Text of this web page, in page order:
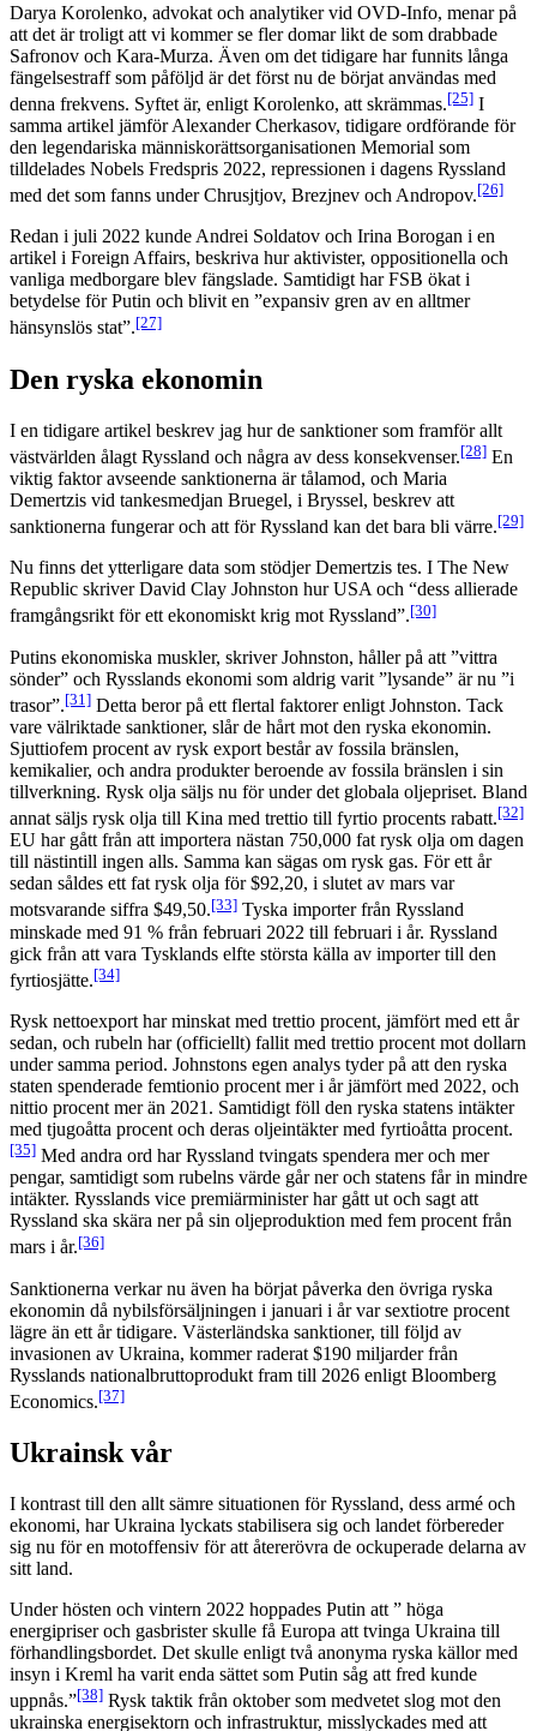
Darya Korolenko, advokat och analytiker vid OVD-Info, menar på
att det är troligt att vi kommer se fler domar likt de som drabbade
Safronov och Kara-Murza. Även om det tidigare har funnits långa
fängelsestraff som påföljd är det först nu de börjat användas med
denna frekvens. Syftet är, enligt Korolenko, att skrämmas.[25] I
samma artikel jämför Alexander Cherkasov, tidigare ordförande för
den legendariska människorättsorganisationen Memorial som
tilldelades Nobels Fredspris 2022, repressionen i dagens Ryssland
med det som fanns under Chrusjtjov, Brezjnev och Andropov.[26]
Redan i juli 2022 kunde Andrei Soldatov och Irina Borogan i en
artikel i Foreign Affairs, beskriva hur aktivister, oppositionella och
vanliga medborgare blev fängslade. Samtidigt har FSB ökat i
betydelse för Putin och blivit en ”expansiv gren av en alltmer
hänsynslös stat”.[27]
Den ryska ekonomin
I en tidigare artikel beskrev jag hur de sanktioner som framför allt
västvärlden ålagt Ryssland och några av dess konsekvenser.[28] En
viktig faktor avseende sanktionerna är tålamod, och Maria
Demertzis vid tankesmedjan Bruegel, i Bryssel, beskrev att
sanktionerna fungerar och att för Ryssland kan det bara bli värre.[29]
Nu finns det ytterligare data som stödjer Demertzis tes. I The New
Republic skriver David Clay Johnston hur USA och “dess allierade
framgångsrikt för ett ekonomiskt krig mot Ryssland”.[30]
Putins ekonomiska muskler, skriver Johnston, håller på att ”vittra
sönder” och Rysslands ekonomi som aldrig varit ”lysande” är nu ”i
trasor”.[31] Detta beror på ett flertal faktorer enligt Johnston. Tack
vare välriktade sanktioner, slår de hårt mot den ryska ekonomin.
Sjuttiofem procent av rysk export består av fossila bränslen,
kemikalier, och andra produkter beroende av fossila bränslen i sin
tillverkning. Rysk olja säljs nu för under det globala oljepriset. Bland
annat säljs rysk olja till Kina med trettio till fyrtio procents rabatt.[32]
EU har gått från att importera nästan 750,000 fat rysk olja om dagen
till nästintill ingen alls. Samma kan sägas om rysk gas. För ett år
sedan såldes ett fat rysk olja för $92,20, i slutet av mars var
motsvarande siffra $49,50.[33] Tyska importer från Ryssland
minskade med 91 % från februari 2022 till februari i år. Ryssland
gick från att vara Tysklands elfte största källa av importer till den
fyrtiosjätte.[34]
Rysk nettoexport har minskat med trettio procent, jämfört med ett år
sedan, och rubeln har (officiellt) fallit med trettio procent mot dollarn
under samma period. Johnstons egen analys tyder på att den ryska
staten spenderade femtionio procent mer i år jämfört med 2022, och
nittio procent mer än 2021. Samtidigt föll den ryska statens intäkter
med tjugoåtta procent och deras oljeintäkter med fyrtioåtta procent.
[35] Med andra ord har Ryssland tvingats spendera mer och mer
pengar, samtidigt som rubelns värde går ner och statens får in mindre
intäkter. Rysslands vice premiärminister har gått ut och sagt att
Ryssland ska skära ner på sin oljeproduktion med fem procent från
mars i år.[36]
Sanktionerna verkar nu även ha börjat påverka den övriga ryska
ekonomin då nybilsförsäljningen i januari i år var sextiotre procent
lägre än ett år tidigare. Västerländska sanktioner, till följd av
invasionen av Ukraina, kommer raderat $190 miljarder från
Rysslands nationalbruttoprodukt fram till 2026 enligt Bloomberg
Economics.[37]
Ukrainsk vår
I kontrast till den allt sämre situationen för Ryssland, dess armé och
ekonomi, har Ukraina lyckats stabilisera sig och landet förbereder
sig nu för en motoffensiv för att återerövra de ockuperade delarna av
sitt land.
Under hösten och vintern 2022 hoppades Putin att ” höga
energipriser och gasbrister skulle få Europa att tvinga Ukraina till
förhandlingsbordet. Det skulle enligt två anonyma ryska källor med
insyn i Kreml ha varit enda sättet som Putin såg att fred kunde
uppnås.”[38] Rysk taktik från oktober som medvetet slog mot den
ukrainska energisektorn och infrastruktur, misslyckades med att